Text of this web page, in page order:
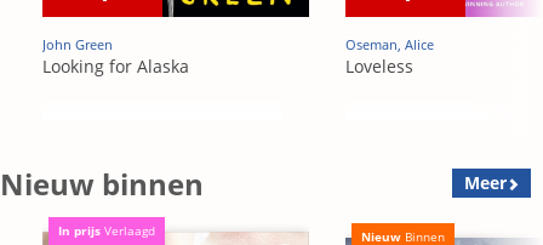
John Green
Looking for Alaska
Oseman, Alice
Loveless
Nieuw binnen Meer
In prijs Verlaagd Nieuw Binnen